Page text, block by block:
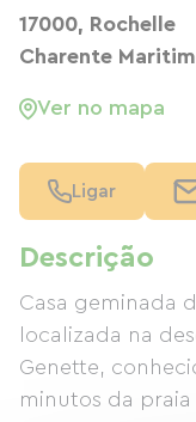
Descrição
Casa geminada
localizada na
Genette,
minutos da praia
17000, Rochelle
Charente
Ver no mapa
Ligar